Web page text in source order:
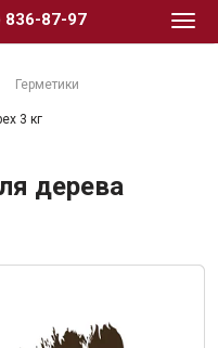
Герметики
3 кг
дерева
836-87-97